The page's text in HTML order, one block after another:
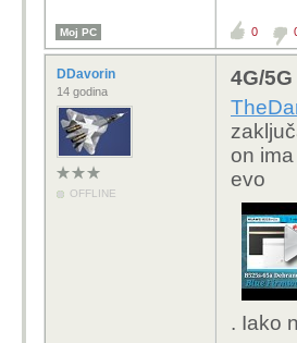
Moj PC 0
DDavorin
14 godina
OFFLINE
4G/
on
evo
. Iako